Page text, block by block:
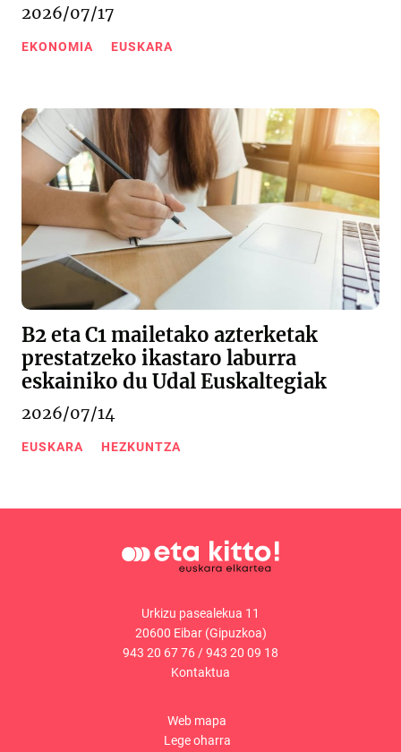
2026/07/17
EKONOMIA EUSKARA
B2 eta C1 mailetako azterketak
prestatzeko ikastaro laburra
eskainiko du Udal Euskaltegiak
2026/07/14
EUSKARA HEZKUNTZA
Urkizu pasealekua 11
20600 Eibar (Gipuzkoa)
943 20 67 76/943 20 09 18
Kontaktua
Web mapa
Lege oharra